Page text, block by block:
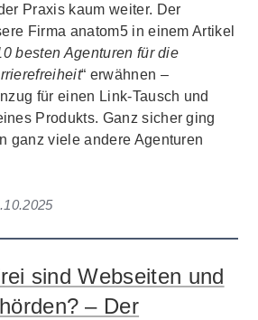
Praxis kaum weiter. Der
Firma anatom5 in einem Artikel
besten Agenturen für die
“ erwähnen –
für einen Link-Tausch und
Produkts. Ganz sicher ging
ganz viele andere Agenturen
sind Webseiten und
– Der